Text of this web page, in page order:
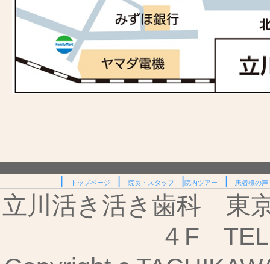
トップページ 院長・スタッフ 院内ツアー 患者様の声
立川活き活き歯科 東
４F